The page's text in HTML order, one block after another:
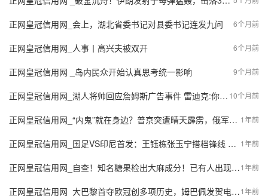
6个月前
正网皇冠信用网_会上，湖北省委书记对县委书记连发九问
6个月前
正网皇冠信用网_人事丨高兴夫被双开
9个月前
正网皇冠信用网 _岛内民众开始认真思考统一影响
10个月前
正网皇冠信用网_湖人将帅回应詹姆斯广告事件 雷迪克:你们都是傻子？
1年前
正网皇冠信用网_“内鬼”就在身边？普京突遭晴天霹雳，俄军指挥部被一锅端！
1年前
正网皇冠信用网_国足VS印尼首发：王钰栋张玉宁搭档锋线 塞鸟出任前腰
1年前
正网皇冠信用网_自查！知名糖果检出大麻成分！已有人出现不适
1年前
正网皇冠信用网_大巴黎首夺欧冠创多项历史，姆巴佩发贺电、恩里克想去世女儿